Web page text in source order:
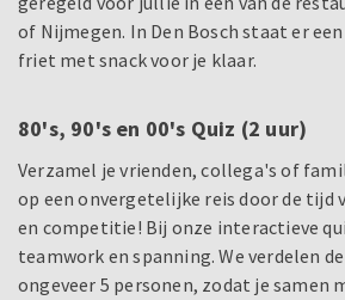
of Nijmegen. In Den Bosch staat er
friet met snack voor je klaar.
80's, 90's en 00's Quiz (2 uur)
Verzamel je vrienden, collega's of
op een onvergetelijke reis door de tijd
en competitie! Bij onze interactieve
teamwork en spanning. We verdelen
ongeveer 5 personen, zodat je samen